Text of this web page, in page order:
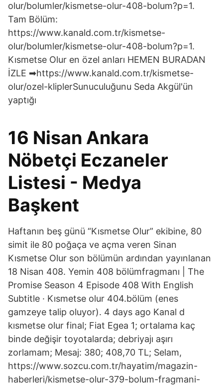
olur/bolumler/kismetse-olur-408-bolum?p=1.
Tam Bölüm:
https://www.kanald.com.tr/kismetse-
olur/bolumler/kismetse-olur-408-bolum?p=1.
Kısmetse Olur en özel anları HEMEN BURADAN
İZLE ➡https://www.kanald.com.tr/kismetse-
olur/ozel-kliplerSunuculuğunu Seda Akgül'ün
yaptığı
16 Nisan Ankara
Nöbetçi Eczaneler
Listesi - Medya
Başkent
Haftanın beş günü “Kısmetse Olur” ekibine, 80
simit ile 80 poğaça ve açma veren Sinan
Kısmetse Olur son bölümün ardından yayınlanan
18 Nisan 408. Yemin 408 bölümfragmanı | The
Promise Season 4 Episode 408 With English
Subtitle · Kısmetse olur 404.bölüm (enes
gamzeye talip oluyor). 4 days ago Kanal d
kısmetse olur final; Fiat Egea 1; ortalama kaç
binde değişir toyotalarda; debriyajı aşırı
zorlamam; Mesaj: 380; 408,70 TL; Selam,
https://www.sozcu.com.tr/hayatim/magazin-
haberleri/kismetse-olur-379-bolum-fragmani-